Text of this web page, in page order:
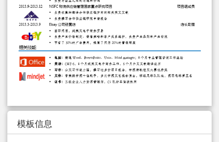
模板信息